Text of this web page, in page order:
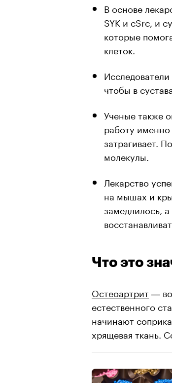
В основе
SYK и cSrc, и
которые
клеток.
чтобы в
Ученые также
работу
затрагивает.
молекулы.
Лекарство
на мышах и
замедлилось,
Что это
Остеоартрит―
естественного
начинают
хрящевая ткань.